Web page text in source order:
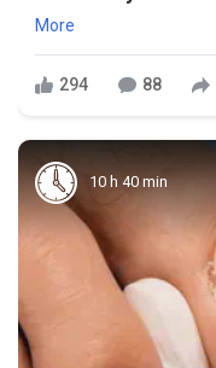
More
294 88
10 h 40 min